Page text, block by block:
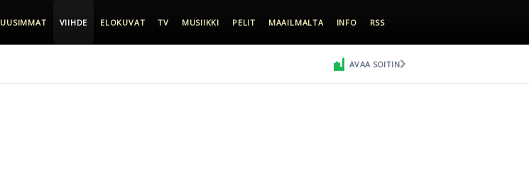
UUSIMMAT VIIHDE ELOKUVAT TV MUSIIKKI PELIT MAAILMALTA INFO RSS
AVAA SOITIN